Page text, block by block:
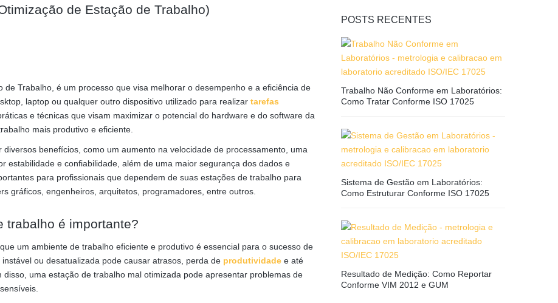
de Estação de Trabalho)
de Trabalho, é um processo que visa melhorar o desempenho e a eficiência de
laptop ou qualquer outro dispositivo utilizado para realizar tarefas
e técnicas que visam maximizar o potencial do hardware e do software da
mais produtivo e eficiente.
benefícios, como um aumento na velocidade de processamento, uma
estabilidade e confiabilidade, além de uma maior segurança dos dados e
para profissionais que dependem de suas estações de trabalho para
gráficos, engenheiros, arquitetos, programadores, entre outros.
trabalho é importante?
um ambiente de trabalho eficiente e produtivo é essencial para o sucesso de
ou desatualizada pode causar atrasos, perda de produtividade e até
disso, uma estação de trabalho mal otimizada pode apresentar problemas de
POSTS RECENTES
Trabalho Não Conforme em Laboratórios:
Como Tratar Conforme ISO 17025
Sistema de Gestão em Laboratórios:
Como Estruturar Conforme ISO 17025
Resultado de Medição: Como Reportar
Conforme VIM 2012 e GUM